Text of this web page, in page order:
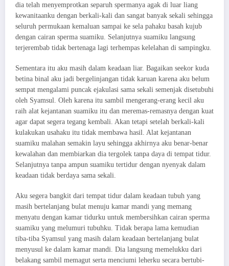
dia telah menyemprotkan separuh spermanya agak di luar liang
kewanitaanku dengan berkali-kali dan sangat banyak sekali sehingga
seluruh permukaan kemaluan sampai ke sela pahaku basah kujub
dengan cairan sperma suamiku. Selanjutnya suamiku langsung
terjerembab tidak bertenaga lagi terhempas kelelahan di sampingku.
Sementara itu aku masih dalam keadaan liar. Bagaikan seekor kuda
betina binal aku jadi bergelinjangan tidak karuan karena aku belum
sempat mengalami puncak ejakulasi sama sekali semenjak disetubuhi
oleh Syamsul. Oleh karena itu sambil mengerang-erang kecil aku
raih alat kejantanan suamiku itu dan meremas-remasnya dengan kuat
agar dapat segera tegang kembali. Akan tetapi setelah berkali-kali
kulakukan usahaku itu tidak membawa hasil. Alat kejantanan
suamiku malahan semakin layu sehingga akhirnya aku benar-benar
kewalahan dan membiarkan dia tergolek tanpa daya di tempat tidur.
Selanjutnya tanpa ampun suamiku tertidur dengan nyenyak dalam
keadaan tidak berdaya sama sekali.
Aku segera bangkit dari tempat tidur dalam keadaan tubuh yang
masih bertelanjang bulat menuju kamar mandi yang memang
menyatu dengan kamar tidurku untuk membersihkan cairan sperma
suamiku yang melumuri tubuhku. Tidak berapa lama kemudian
tiba-tiba Syamsul yang masih dalam keadaan bertelanjang bulat
menyusul ke dalam kamar mandi. Dia langsung memelukku dari
belakang sambil memagut serta menciumi leherku secara bertubi-